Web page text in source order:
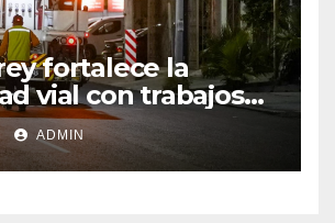
fortalece la
vial con trabajos
de carriles en
los Leones
ADMIN